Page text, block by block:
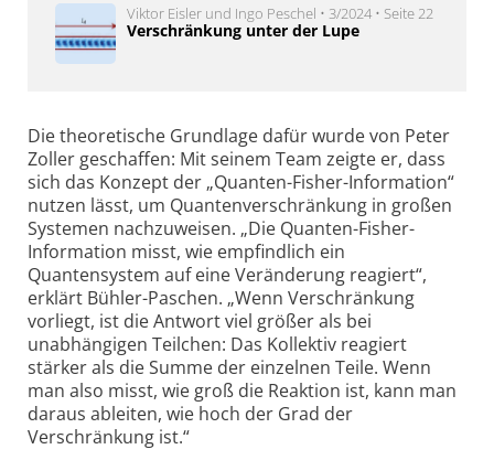
Viktor Eisler und Ingo Peschel • 3/2024 • Seite 22
Verschränkung unter der Lupe
Die theoretische Grundlage dafür wurde von Peter
Zoller geschaffen: Mit seinem Team zeigte er, dass
sich das Konzept der „Quanten-Fisher-Information“
nutzen lässt, um Quantenverschränkung in großen
Systemen nachzuweisen. „Die Quanten-Fisher-
Information misst, wie empfindlich ein
Quantensystem auf eine Veränderung reagiert“,
erklärt Bühler-Paschen. „Wenn Verschränkung
vorliegt, ist die Antwort viel größer als bei
unabhängigen Teilchen: Das Kollektiv reagiert
stärker als die Summe der einzelnen Teile. Wenn
man also misst, wie groß die Reaktion ist, kann man
daraus ableiten, wie hoch der Grad der
Verschränkung ist.“